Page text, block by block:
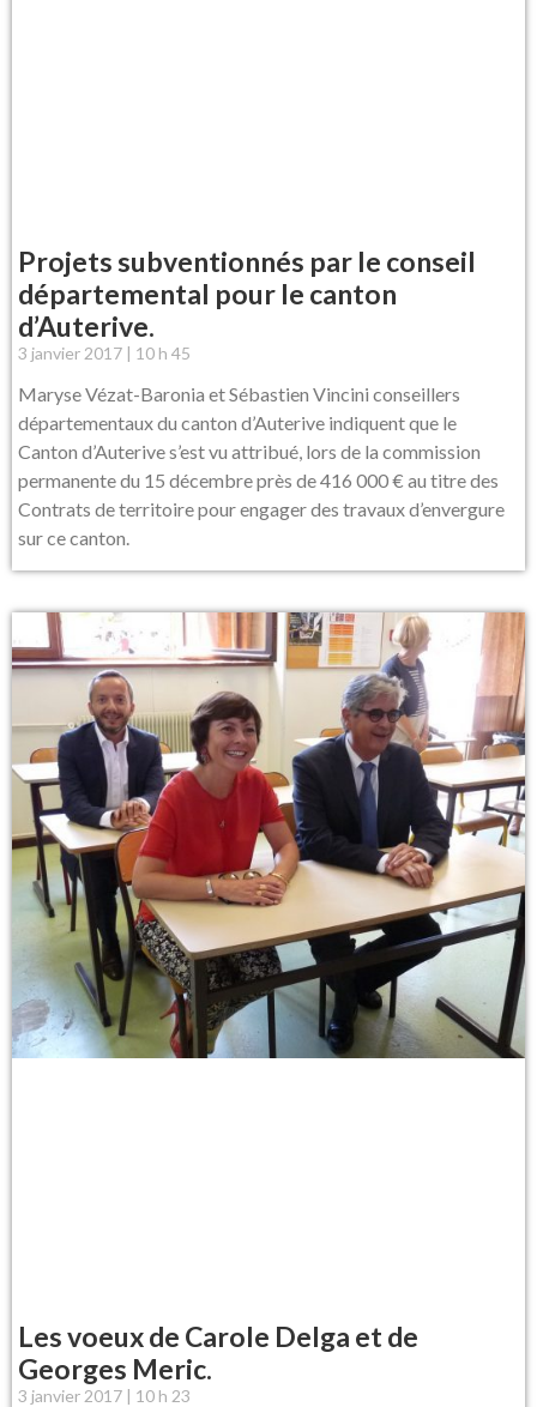
Projets subventionnés par le conseil
départemental pour le canton
d’Auterive.
3 janvier 2017 10 h 45
Maryse Vézat-Baronia et Sébastien Vincini conseillers
départementaux du canton d’Auterive indiquent que le
Canton d’Auterive s’est vu attribué, lors de la commission
permanente du 15 décembre près de 416 000 € au titre des
Contrats de territoire pour engager des travaux d’envergure
sur ce canton.
Les voeux de Carole Delga et de
Georges Meric.
3 janvier 2017 10 h 23